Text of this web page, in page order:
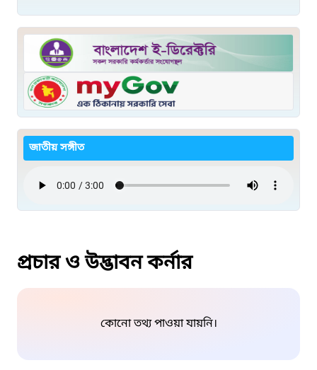
জাতীয় সঙ্গীত
প্রচার ও উদ্ভাবন কর্নার
কোনো তথ্য পাওয়া যায়নি।